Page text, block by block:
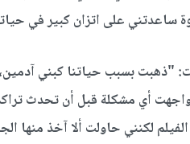
على اتزان كبير في
"ذهبت بسبب حياتنا كبني
واجهت أي مشكلة قبل أن تحدث
لكنني حاولت ألا آخذ منها